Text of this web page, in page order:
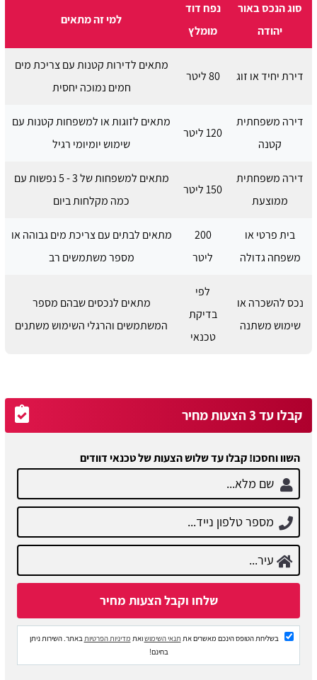
סוג הנכס באור
יהודה
נפח דוד
מומלץ
למי זה מתאים
דירת יחיד או זוג 80 ליטר
מתאים לדירות קטנות עם צריכת מים
חמים נמוכה יחסית
דירה משפחתית
קטנה
120 ליטר
מתאים לזוגות או למשפחות קטנות עם
שימוש יומיומי רגיל
דירה משפחתית
ממוצעת
150 ליטר
מתאים למשפחות של 3 - 5 נפשות עם
כמה מקלחות ביום
בית פרטי או
משפחה גדולה
200
ליטר
מתאים לבתים עם צריכת מים גבוהה או
מספר משתמשים רב
נכס להשכרה או
שימוש משתנה
לפי
בדיקת
טכנאי
מתאים לנכסים שבהם מספר
המשתמשים והרגלי השימוש משתנים
קבלו עד 3 הצעות מחיר
השוו וחסכו! קבלו עד שלוש הצעות של טכנאי דוודים
בשליחת הטופס הינכם מאשרים את תנאי השימושואת מדיניות הפרטיותבאתר. השירות ניתן
בחינם!